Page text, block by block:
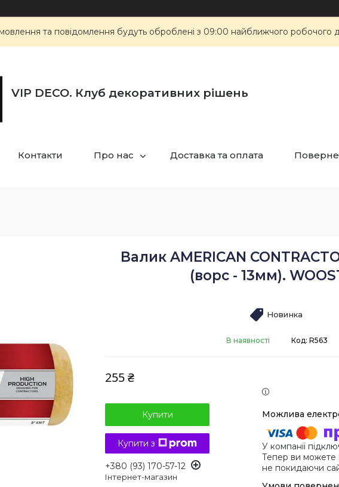
та повідомлення будуть оброблені з 09:00 найближчого робочого
VIP DECO. Клуб декоративних рішень
Контакти Про нас Доставка та оплата
Валик AMERICAN
(ворс - 13мм).
Новинка
В наявності Код: R563
255 ₴
Купити
Купити з
+380 (93) 170-57-12
Інтернет-магазин
У компанії
Тепер ви можете
не покидаючи